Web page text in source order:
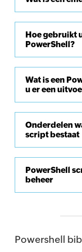
Hoe gebruikt
PowerShell?
Wat is een
u er een
Onderdelen
script bestaat
PowerShell
beheer
Powershell